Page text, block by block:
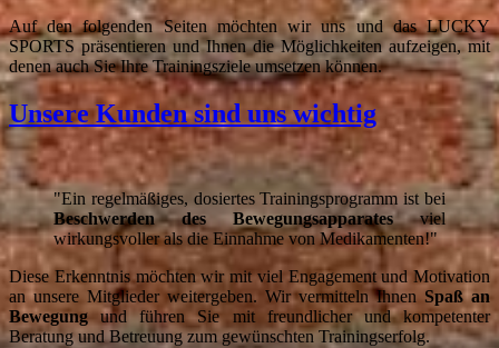
Auf den folgenden Seiten möchten wir uns und das LUCKY
SPORTS präsentieren und Ihnen die Möglichkeiten aufzeigen, mit
denen auch Sie Ihre Trainingsziele umsetzen können.
Unsere Kunden sind uns wichtig
"Ein regelmäßiges, dosiertes Trainingsprogramm ist bei
Beschwerden des Bewegungsapparatesviel
wirkungsvoller als die Einnahme von Medikamenten!"
Diese Erkenntnis möchten wir mit viel Engagement und Motivation
an unsere Mitglieder weitergeben. Wir vermitteln Ihnen Spaß an
Bewegungund führen Sie mit freundlicher und kompetenter
Beratung und Betreuung zum gewünschten Trainingserfolg.